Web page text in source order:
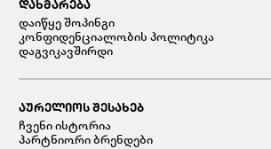
ᲓᲐᲮᲛᲐᲠᲔᲑᲐ
დაიწყე შოპინგი
კონფიდენციალობის პოლიტიკა
დაგვიკავშირდი
ᲐᲣᲠᲔᲚᲘᲝᲡ ᲨᲔᲡᲐᲮᲔᲑ
ჩვენი ისტორია
პარტნიორი ბრენდები